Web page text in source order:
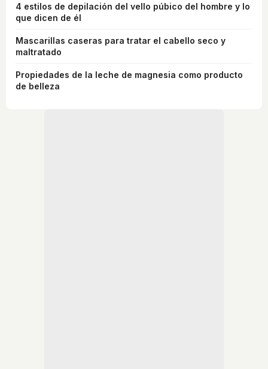
4 estilos de depilación del vello púbico del hombre y lo
que dicen de él
Mascarillas caseras para tratar el cabello seco y
maltratado
Propiedades de la leche de magnesia como producto
de belleza